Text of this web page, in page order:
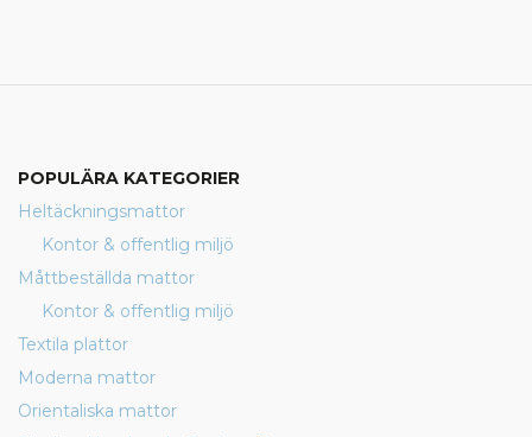
POPULÄRA KATEGORIER
Heltäckningsmattor
Kontor & offentlig miljö
Måttbeställda mattor
Kontor & offentlig miljö
Textila plattor
Moderna mattor
Orientaliska mattor